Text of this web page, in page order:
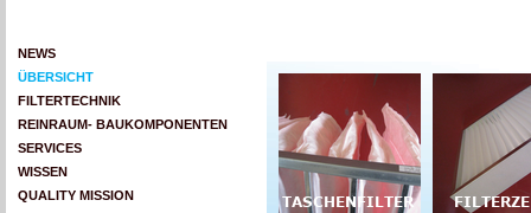
NEWS
ÜBERSICHT
FILTERTECHNIK
REINRAUM- BAUKOMPONENTEN
SERVICES
WISSEN
QUALITY MISSION